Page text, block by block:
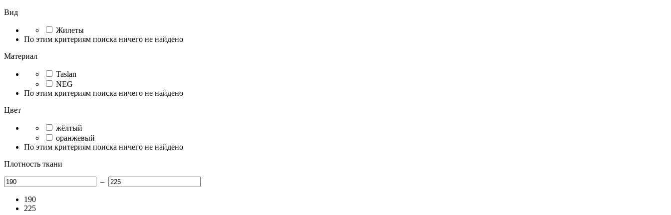
Вид
Жилеты
По этим критериям поиска ничего не найдено
Материал
Taslan
NEG
По этим критериям поиска ничего не найдено
Цвет
жёлтый
оранжевый
По этим критериям поиска ничего не найдено
Плотность ткани
–
190
225